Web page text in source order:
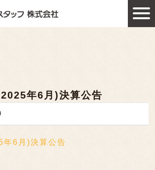
年6月)決算公告
6月)決算公告